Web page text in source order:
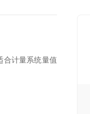
合计量系统量值